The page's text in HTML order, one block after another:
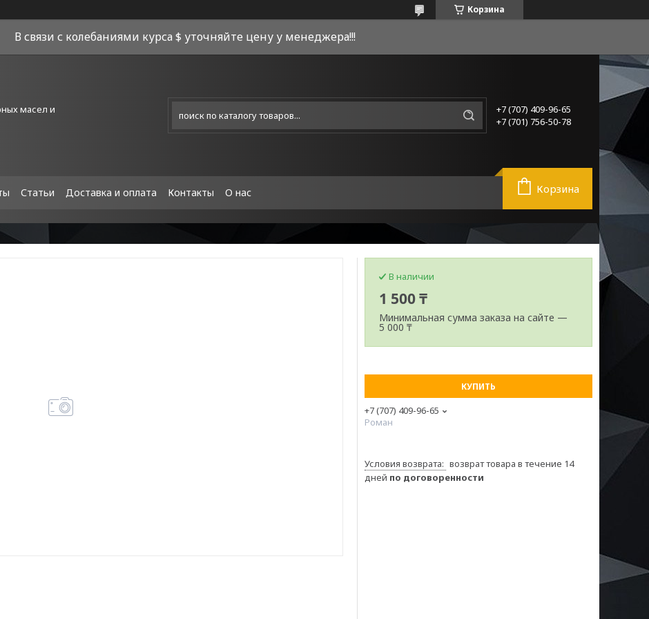
Корзина
В связи с колебаниями курса $ уточняйте цену у менеджера!!!
масел и
+7 (707) 409-96-65
+7 (701) 756-50-78
Статьи Доставка и оплата Контакты О нас Корзина
В наличии
1 500 ₸
Минимальная сумма заказа на сайте —
5 000 ₸
КУПИТЬ
+7 (707) 409-96-65
Роман
возврат товара в течение 14
дней по договоренности